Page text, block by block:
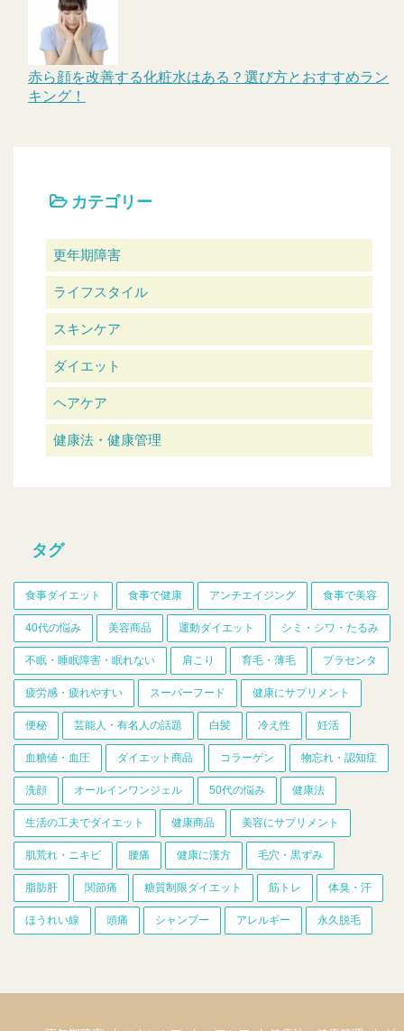
赤ら顔を改善する化粧水はある？選び方とおすすめラン
キング！
カテゴリー
更年期障害
ライフスタイル
スキンケア
ダイエット
ヘアケア
健康法・健康管理
タグ
食事ダイエット 食事で健康 アンチエイジング 食事で美容
40代の悩み 美容商品 運動ダイエット シミ・シワ・たるみ
不眠・睡眠障害・眠れない 肩こり 育毛・薄毛 プラセンタ
疲労感・疲れやすい スーパーフード 健康にサプリメント
便秘 芸能人・有名人の話題 白髪 冷え性 妊活
血糖値・血圧 ダイエット商品 コラーゲン 物忘れ・認知症
洗顔 オールインワンジェル 50代の悩み 健康法
生活の工夫でダイエット 健康商品 美容にサプリメント
肌荒れ・ニキビ 腰痛 健康に漢方 毛穴・黒ずみ
脂肪肝 関節痛 糖質制限ダイエット 筋トレ 体臭・汗
ほうれい線 頭痛 シャンプー アレルギー 永久脱毛